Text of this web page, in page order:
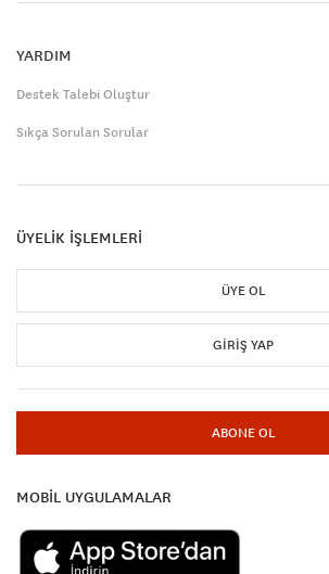
YARDIM
Destek Talebi Oluştur
Sıkça Sorulan Sorular
ÜYELİK İŞLEMLERİ
ÜYE OL
GIRIŞ YAP
ABONE OL
MOBİL UYGULAMALAR